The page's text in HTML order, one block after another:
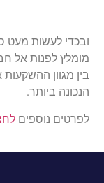
ובכדי לעשות מעט
בין מגוון
הנכונה ביותר.
לפרטים נוספים